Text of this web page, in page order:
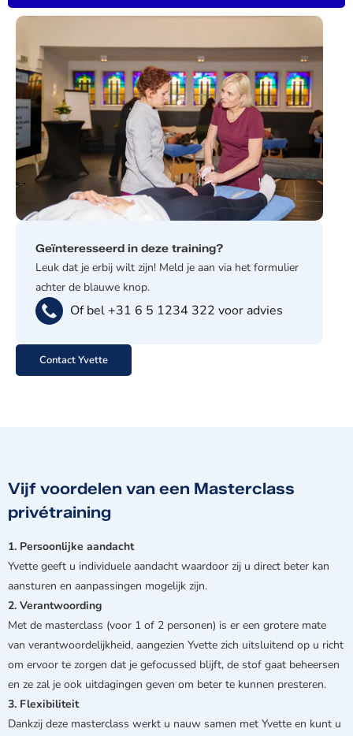
Geïnteresseerd in deze training?
Leuk dat je erbij wilt zijn! Meld je aan via het formulier
achter de blauwe knop.
Of bel +31 6 5 1234 322 voor advies
Contact Yvette
Vijf voordelen van een Masterclass
privétraining
1. Persoonlijke aandacht
Yvette geeft u individuele aandacht waardoor zij u direct beter kan
aansturen en aanpassingen mogelijk zijn.
2. Verantwoording
Met de masterclass (voor 1 of 2 personen) is er een grotere mate
van verantwoordelijkheid, aangezien Yvette zich uitsluitend op u richt
om ervoor te zorgen dat je gefocussed blijft, de stof gaat beheersen
en ze zal je ook uitdagingen geven om beter te kunnen presteren.
3. Flexibiliteit
Dankzij deze masterclass werkt u nauw samen met Yvette en kunt u